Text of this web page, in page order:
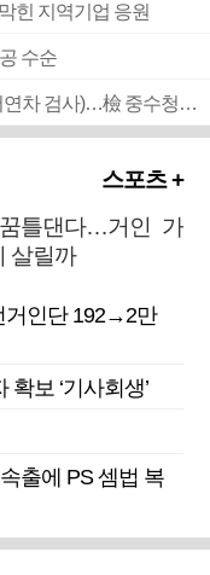
힌 지역기업 응원
수순
■ 검사 신분 버리고 직급하향(10년 이하 저연차 검사)…檢 중수청행 기피
스포츠 +
꿈틀댄다…거인 가
살릴까
거인단 192→2만
보 ‘기사회생’
출에 PS 셈법 복